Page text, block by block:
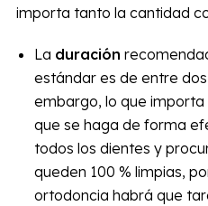
importa tanto la cantidad
La duración
estándar es de entre
embargo, lo que
que se haga de forma
todos los dientes y
queden 100 % limpias,
ortodoncia habrá que